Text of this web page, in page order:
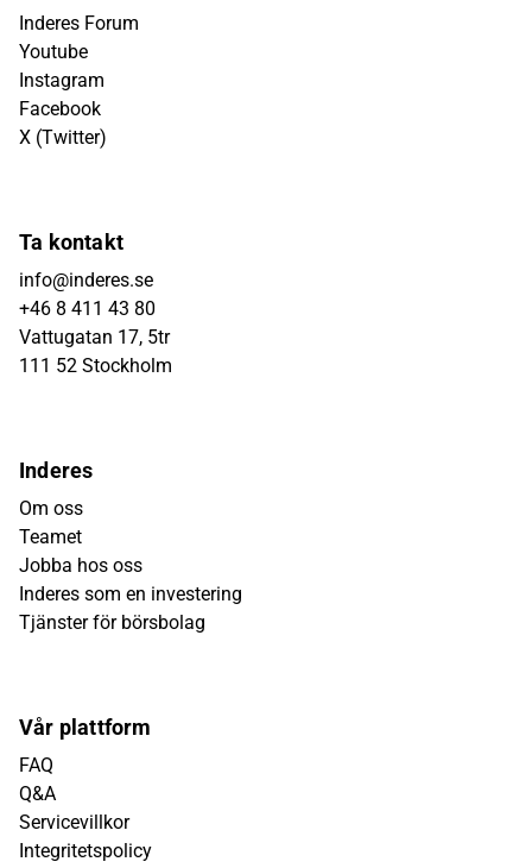
Inderes Forum
Youtube
Instagram
Facebook
X (Twitter)
Ta kontakt
info@inderes.se
+46 8 411 43 80
Vattugatan 17, 5tr
111 52 Stockholm
Inderes
Om oss
Teamet
Jobba hos oss
Inderes som en investering
Tjänster för börsbolag
Vår plattform
FAQ
Q&A
Servicevillkor
Integritetspolicy